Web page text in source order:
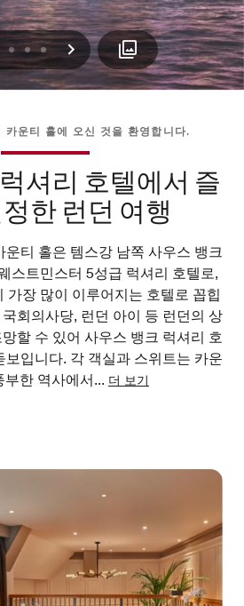
234 다음
카운티 홀에 오신 것을 환영합니다.
셔리 호텔에서 즐
한 런던 여행
운티 홀은 템스강 남쪽 사우스 뱅크
스트민스터 5성급 럭셔리 호텔로,
가장 많이 이루어지는 호텔로 꼽힙
회의사당, 런던 아이 등 런던의 상
할 수 있어 사우스 뱅크 럭셔리 호
보입니다. 각 객실과 스위트는 카운
부한 역사에서... 더 보기